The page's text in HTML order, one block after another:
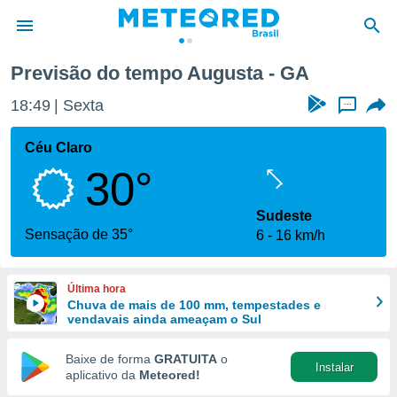
da
fornecidas
a este
das
e
forma
digital
Previsão do tempo Augusta - GA
18:49 Sexta ...
Céu Claro
30°
Sensação de 35°
Sudeste
6
16 km/h
Última hora
Chuva de mais de 100 mm, tempestades e
vendavais ainda ameaçam o Sul
Baixe de forma GRATUITA o
aplicativo da Meteored!
Instalar